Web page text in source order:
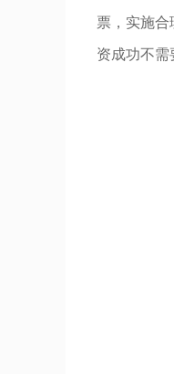
票，实施
资成功不